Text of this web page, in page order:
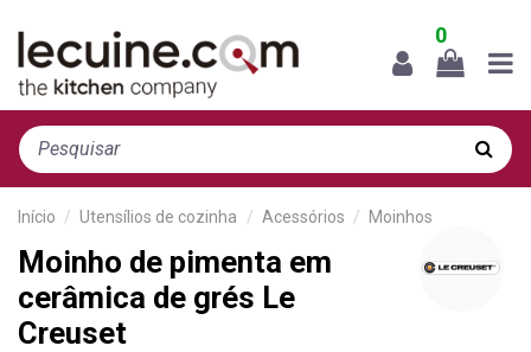
0
Início Utensílios de cozinha Acessórios Moinhos
Moinho de pimenta em
cerâmica de grés Le
Creuset